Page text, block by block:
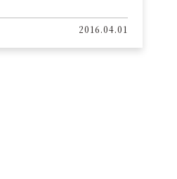
2016.04.01